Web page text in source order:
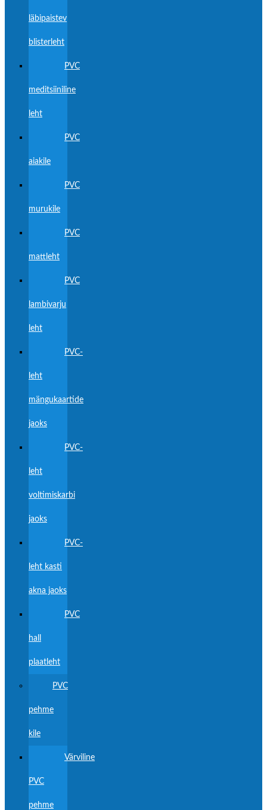
läbipaistev
blisterleht
PVC
meditsiiniline
leht
PVC
aiakile
PVC
murukile
PVC
mattleht
PVC
lambivarju
leht
PVC-
leht
mängukaartide
jaoks
PVC-
leht
voltimiskarbi
jaoks
PVC-
leht kasti
akna jaoks
PVC
hall
plaatleht
PVC
pehme
kile
Värviline
PVC
pehme